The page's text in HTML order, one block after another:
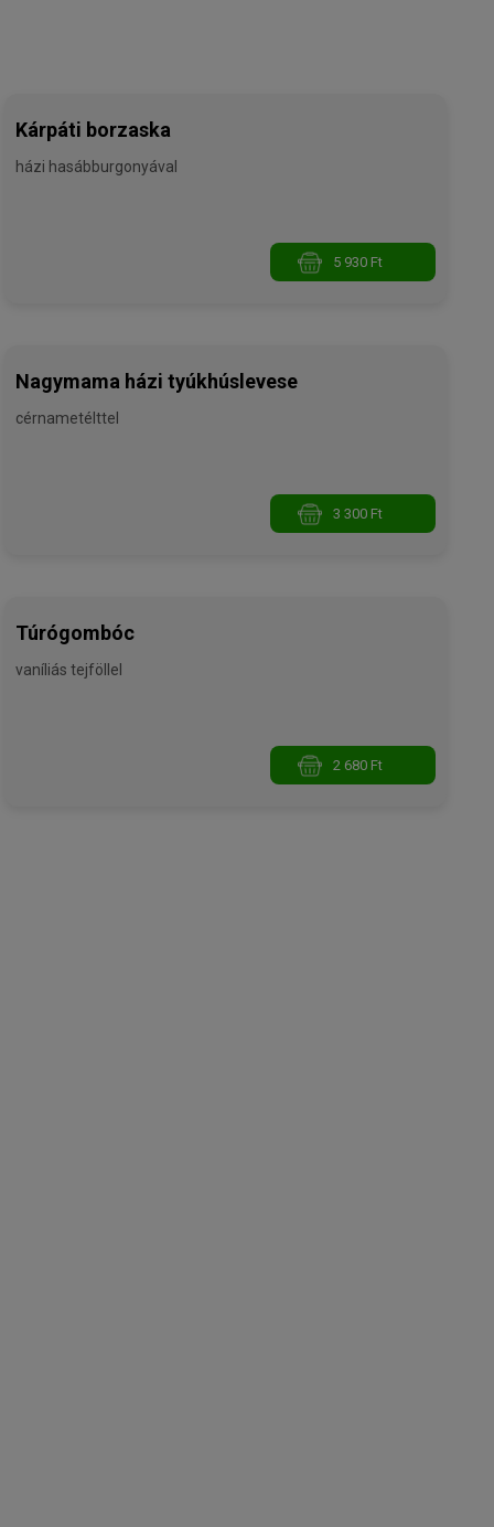
Kárpáti borzaska
házi hasábburgonyával
5 930 Ft
Nagymama házi tyúkhúslevese
cérnametélttel
3 300 Ft
Túrógombóc
vaníliás tejföllel
2 680 Ft